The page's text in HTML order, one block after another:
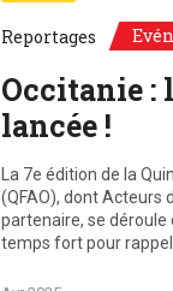
Reportages
Occitanie :
lancée !
La 7e édition de la
(QFAO), dont Acteurs
partenaire, se déroule
temps fort pour